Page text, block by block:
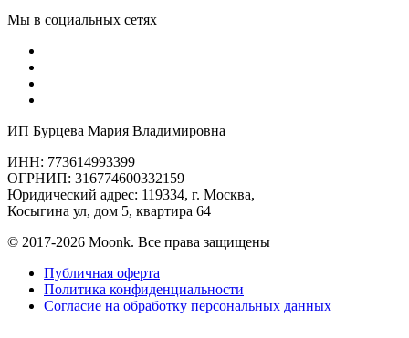
Мы в социальных сетях
ИП Бурцева Мария Владимировна
ИНН: 773614993399
ОГРНИП: 316774600332159
Юридический адрес: 119334, г. Москва,
Косыгина ул, дом 5, квартира 64
© 2017-2026 Moonk. Все права защищены
Публичная оферта
Политика конфиденциальности
Согласие на обработку персональных данных